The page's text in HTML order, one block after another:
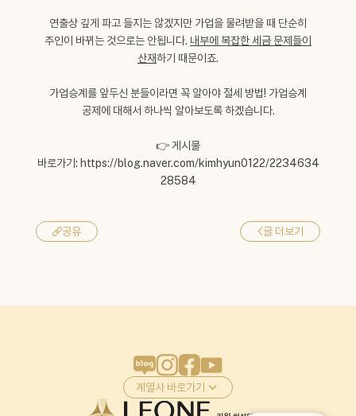
연출상 깊게 파고 들지는 않겠지만 가업을 물려받을 때 단순히
주인이 바뀌는 것으로는 안됩니다. 내부에 복잡한 세금 문제들이
산재하기 때문이죠.
가업승계를 앞두신 분들이라면 꼭 알아야 절세 방법! 가업승계
공제에 대해서 하나씩 알아보도록 하겠습니다.
👉 게시물
바로가기: https://blog.naver.com/kimhyun0122/2234634
28584
공유 <글 더보기
계열사 바로가기